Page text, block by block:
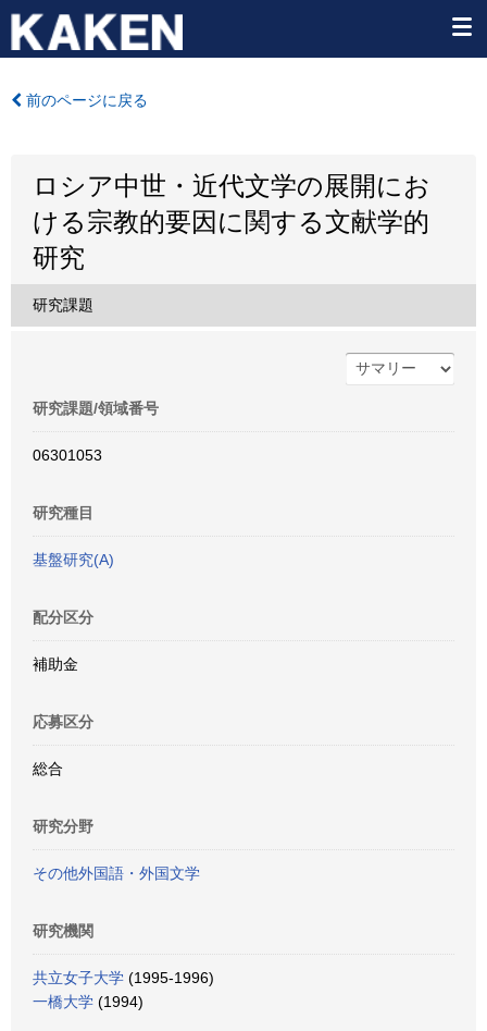
前のページに戻る
ロシア中世・近代文学の展開にお
ける宗教的要因に関する文献学的
研究
研究課題
研究課題/領域番号
06301053
研究種目
基盤研究(A)
配分区分
補助金
応募区分
総合
研究分野
その他外国語・外国文学
研究機関
共立女子大学 (1995-1996)
一橋大学 (1994)